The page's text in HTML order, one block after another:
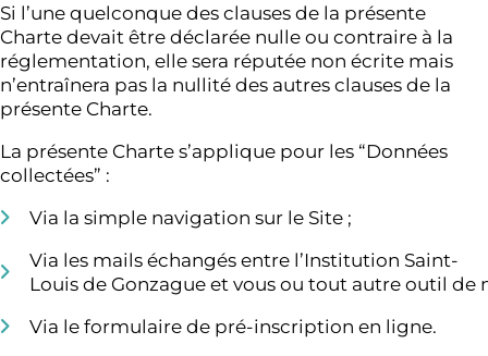
Si l’une quelconque des clauses de la présente
Charte devait être déclarée nulle ou contraire à la
réglementation, elle sera réputée non écrite mais
n’entraînera pas la nullité des autres clauses de la
présente Charte.
La présente Charte s’applique pour les “Données
collectées” :
Via la simple navigation sur le Site ;
Via les mails échangés entre l’Institution Saint-
Louis de Gonzague et vous ou tout autre outil de
Via le formulaire de pré-inscription en ligne.